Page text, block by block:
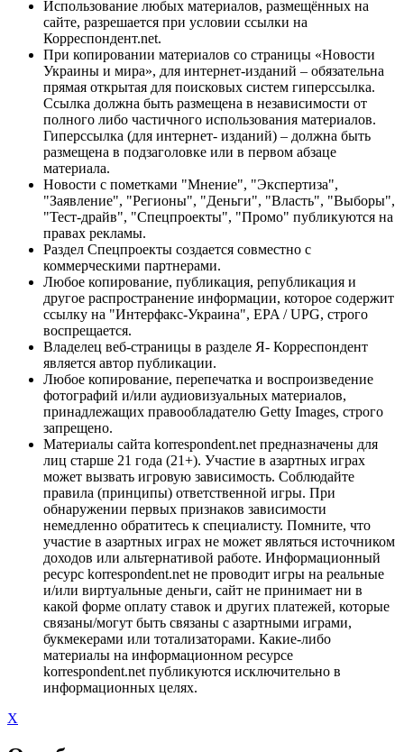
Использование любых материалов, размещённых на
сайте, разрешается при условии ссылки на
Корреспондент.net.
При копировании материалов со страницы «Новости
Украины и мира», для интернет-изданий – обязательна
прямая открытая для поисковых систем гиперссылка.
Ссылка должна быть размещена в независимости от
полного либо частичного использования материалов.
Гиперссылка (для интернет- изданий) – должна быть
размещена в подзаголовке или в первом абзаце
материала.
Новости с пометками "Мнение", "Экспертиза",
"Заявление", "Регионы", "Деньги", "Власть", "Выборы",
"Тест-драйв", "Спецпроекты", "Промо" публикуются на
правах рекламы.
Раздел Спецпроекты создается совместно с
коммерческими партнерами.
Любое копирование, публикация, републикация и
другое распространение информации, которое содержит
ссылку на "Интерфакс-Украина", EPA / UPG, строго
воспрещается.
Владелец веб-страницы в разделе Я- Корреспондент
является автор публикации.
Любое копирование, перепечатка и воспроизведение
фотографий и/или аудиовизуальных материалов,
принадлежащих правообладателю Getty Images, строго
запрещено.
Материалы сайта korrespondent.net предназначены для
лиц старше 21 года (21+). Участие в азартных играх
может вызвать игровую зависимость. Соблюдайте
правила (принципы) ответственной игры. При
обнаружении первых признаков зависимости
немедленно обратитесь к специалисту. Помните, что
участие в азартных играх не может являться источником
доходов или альтернативой работе. Информационный
ресурс korrespondent.net не проводит игры на реальные
и/или виртуальные деньги, сайт не принимает ни в
какой форме оплату ставок и других платежей, которые
связаны/могут быть связаны с азартными играми,
букмекерами или тотализаторами. Какие-либо
материалы на информационном ресурсе
korrespondent.net публикуются исключительно в
информационных целях.
X